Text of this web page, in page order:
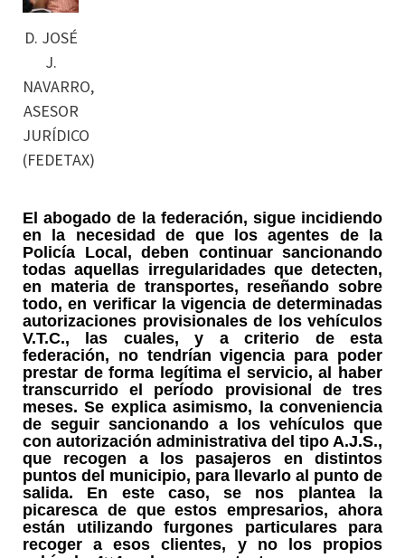
D. JOSÉ
J.
NAVARRO,
ASESOR
JURÍDICO
(FEDETAX)
El abogado de la federación, sigue incidiendo
en la necesidad de que los agentes de la
Policía Local, deben continuar sancionando
todas aquellas irregularidades que detecten,
en materia de transportes, reseñando sobre
todo, en verificar la vigencia de determinadas
autorizaciones provisionales de los vehículos
V.T.C., las cuales, y a criterio de esta
federación, no tendrían vigencia para poder
prestar de forma legítima el servicio, al haber
transcurrido el período provisional de tres
meses. Se explica asimismo, la conveniencia
de seguir sancionando a los vehículos que
con autorización administrativa del tipo A.J.S.,
que recogen a los pasajeros en distintos
puntos del municipio, para llevarlo al punto de
salida. En este caso, se nos plantea la
picaresca de que estos empresarios, ahora
están utilizando furgones particulares para
recoger a esos clientes, y no los propios